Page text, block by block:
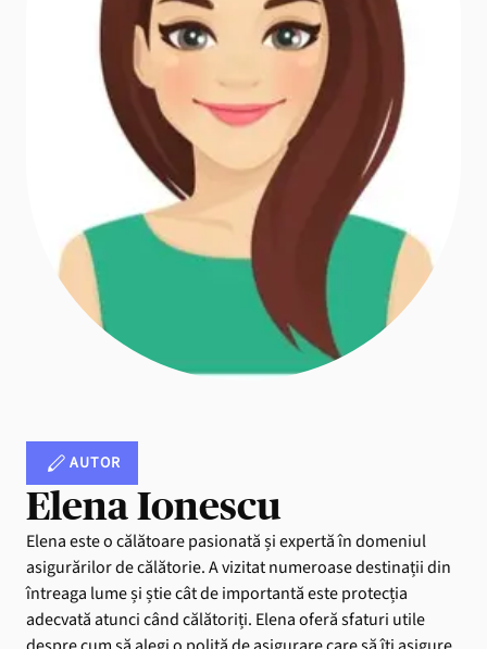
AUTOR
Elena Ionescu
Elena este o călătoare pasionată și expertă în domeniul
asigurărilor de călătorie. A vizitat numeroase destinații din
întreaga lume și știe cât de importantă este protecția
adecvată atunci când călătoriți. Elena oferă sfaturi utile